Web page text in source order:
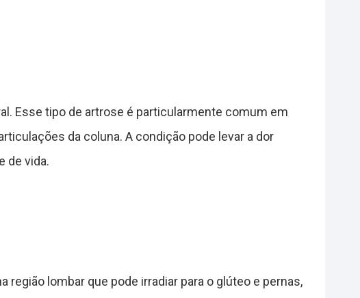
Esse tipo de artrose é particularmente comum em
da coluna. A condição pode levar a dor
de vida.
lombar que pode irradiar para o glúteo e pernas,